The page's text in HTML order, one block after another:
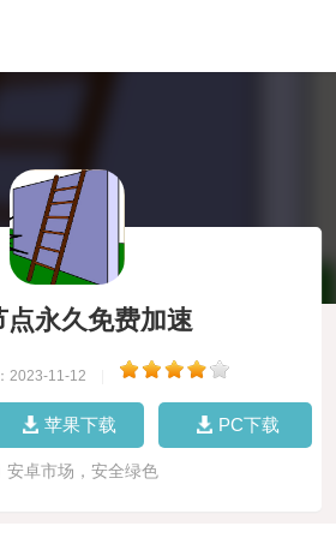
永久免费加速
2023-11-12
苹果下载 PC下载
安卓市场，安全绿色